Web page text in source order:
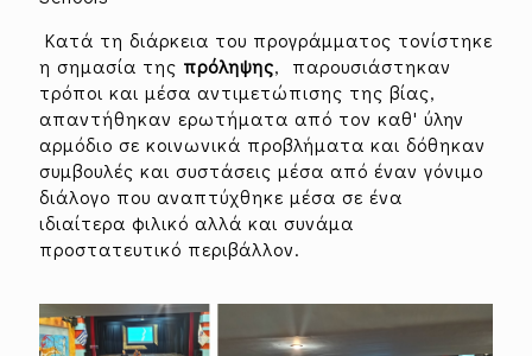
Κατά τη διάρκεια του προγράμματος τονίστηκε
η σημασία της πρόληψης, παρουσιάστηκαν
τρόποι και μέσα αντιμετώπισης της βίας,
απαντήθηκαν ερωτήματα από τον καθ' ύλην
αρμόδιο σε κοινωνικά προβλήματα και δόθηκαν
συμβουλές και συστάσεις μέσα από έναν γόνιμο
διάλογο που αναπτύχθηκε μέσα σε ένα
ιδιαίτερα φιλικό αλλά και συνάμα
προστατευτικό περιβάλλον.